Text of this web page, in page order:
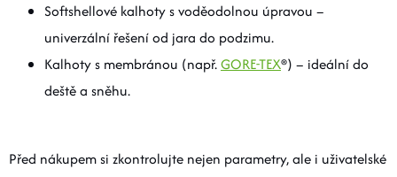
Softshellové kalhoty s voděodolnou úpravou –
univerzální řešení od jara do podzimu.
Kalhoty s membránou (např.GORE-TEX®) – ideální do
deště a sněhu.
Před nákupem si zkontrolujte nejen parametry, ale i uživatelské